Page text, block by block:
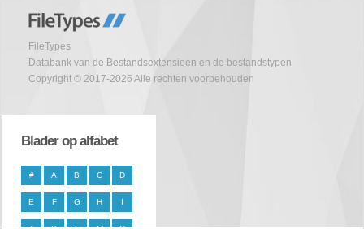
FileTypes
Databank van de Bestandsextensieen en de bestandstypen
Copyright © 2017-2026 Alle rechten voorbehouden
Blader op alfabet
# A B C D
E F G H I